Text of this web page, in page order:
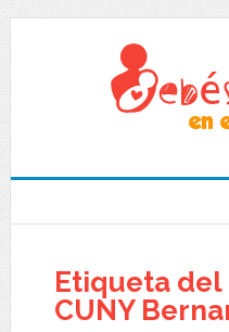
Etiqueta del
CUNY